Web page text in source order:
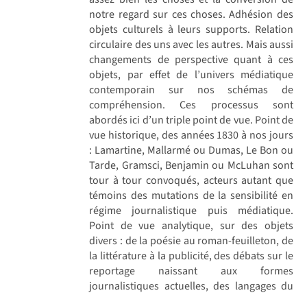
notre regard sur ces choses. Adhésion des
objets culturels à leurs supports. Relation
circulaire des uns avec les autres. Mais aussi
changements de perspective quant à ces
objets, par effet de l’univers médiatique
contemporain sur nos schémas de
compréhension. Ces processus sont
abordés ici d’un triple point de vue. Point de
vue historique, des années 1830 à nos jours
: Lamartine, Mallarmé ou Dumas, Le Bon ou
Tarde, Gramsci, Benjamin ou McLuhan sont
tour à tour convoqués, acteurs autant que
témoins des mutations de la sensibilité en
régime journalistique puis médiatique.
Point de vue analytique, sur des objets
divers : de la poésie au roman-feuilleton, de
la littérature à la publicité, des débats sur le
reportage naissant aux formes
journalistiques actuelles, des langages du